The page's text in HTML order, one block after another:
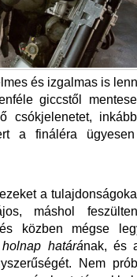
és izgalmas is
giccstől
csókjelenetet,
a fináléra
a
máshol
közben mégse
határának, és
Nem